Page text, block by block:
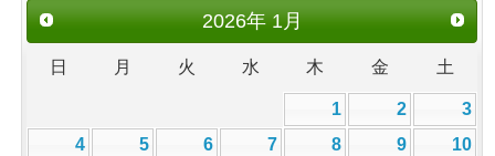
2026年1月
日 月 火 水 木 金 土
1 2
3
4
5 6 7 8 9
10